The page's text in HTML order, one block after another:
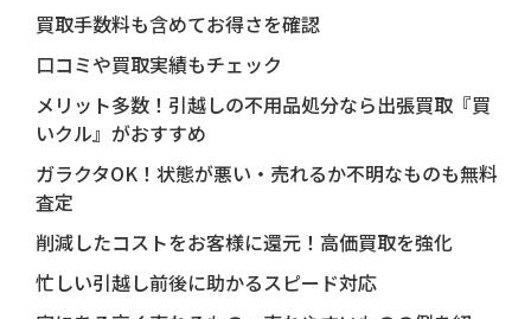
買取手数料も含めてお得さを確認
口コミや買取実績もチェック
メリット多数！引越しの不用品処分なら出張買取『買
いクル』がおすすめ
ガラクタOK！状態が悪い・売れるか不明なものも無料
査定
削減したコストをお客様に還元！高価買取を強化
忙しい引越し前後に助かるスピード対応